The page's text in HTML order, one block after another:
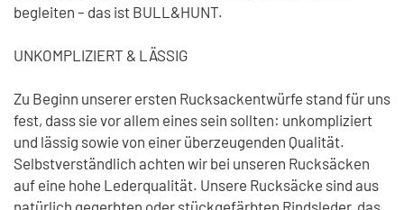
begleiten – das ist BULL&HUNT.
UNKOMPLIZIERT & LÄSSIG
Zu Beginn unserer ersten Rucksackentwürfe stand für uns
fest, dass sie vor allem eines sein sollten: unkompliziert
und lässig sowie von einer überzeugenden Qualität.
Selbstverständlich achten wir bei unseren Rucksäcken
auf eine hohe Lederqualität. Unsere Rucksäcke sind aus
natürlich gegerbten oder stückgefärbten Rindsleder, das